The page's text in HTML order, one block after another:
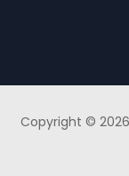
Copyright © 2026